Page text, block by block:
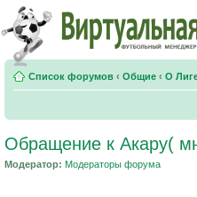
Список форумов ‹ Общие ‹ О
Обращение к Акару(
Модератор: Модераторы форума